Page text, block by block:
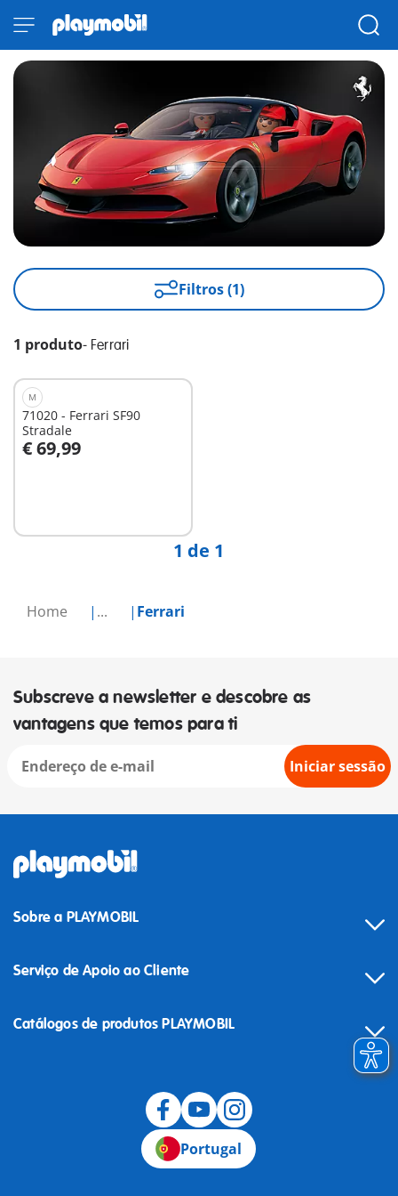
Home ... Ferrari
Filtros (1)
1 produto- Ferrari
M
71020 - Ferrari SF90
Stradale
€ 69,99
Ao carrinho
1 de 1
Subscreve a newsletter e descobre as
vantagens que temos para ti
Iniciar sessão
Sobre a PLAYMOBIL
Serviço de Apoio ao Cliente
Catálogos de produtos PLAYMOBIL
Portugal